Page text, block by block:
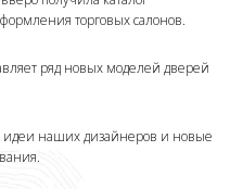
торговых салонов.
ряд новых моделей дверей
наших дизайнеров и новые